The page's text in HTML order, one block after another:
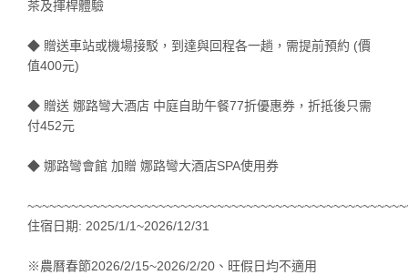
茶及揮桿體驗
◆ 贈送車站或機場接駁，到達與回程各一趟，需提前預約 (價
值400元)
◆ 贈送 娜路彎大酒店 中庭自助午餐77折優惠券，折抵後只需
付452元
◆ 娜路彎會館 加贈 娜路彎大酒店SPA使用券
住宿日期: 2025/1/1~2026/12/31
※農曆春節2026/2/15~2026/2/20、旺假日均不適用